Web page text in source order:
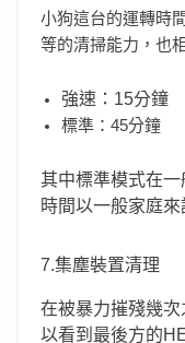
小狗這台的運轉時
等的清掃能力，也
強速：15分鐘
標準：45分鐘
其中標準模式在
時間以一般家庭
7.集塵裝置清理
在被暴力摧殘幾
以看到最後方的